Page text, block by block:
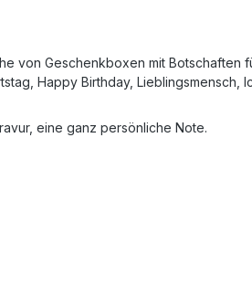
von Geschenkboxen mit Botschaften
Happy Birthday, Lieblingsmensch,
eine ganz persönliche Note.